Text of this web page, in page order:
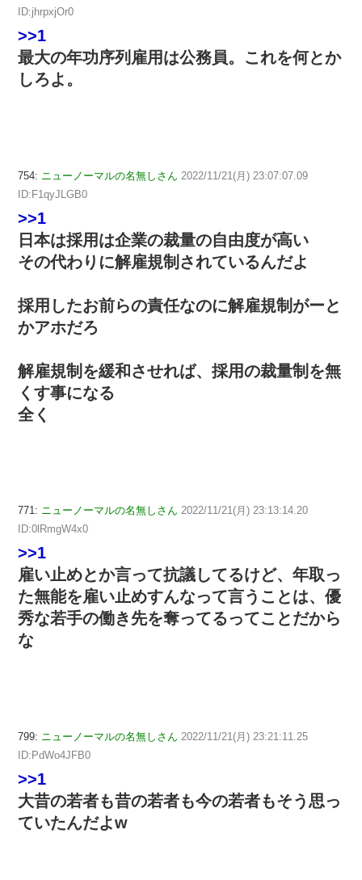
ID:jhrpxjOr0
>>1
最大の年功序列雇用は公務員。これを何とか
しろよ。
754: ニューノーマルの名無しさん 2022/11/21(月) 23:07:07.09
ID:F1qyJLGB0
>>1
日本は採用は企業の裁量の自由度が高い
その代わりに解雇規制されているんだよ
採用したお前らの責任なのに解雇規制がーと
かアホだろ
解雇規制を緩和させれば、採用の裁量制を無
くす事になる
全く
771: ニューノーマルの名無しさん 2022/11/21(月) 23:13:14.20
ID:0lRmgW4x0
>>1
雇い止めとか言って抗議してるけど、年取っ
た無能を雇い止めすんなって言うことは、優
秀な若手の働き先を奪ってるってことだから
な
799: ニューノーマルの名無しさん 2022/11/21(月) 23:21:11.25
ID:PdWo4JFB0
>>1
大昔の若者も昔の若者も今の若者もそう思っ
ていたんだよw